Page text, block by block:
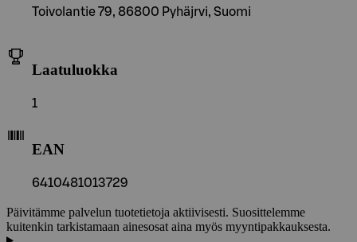
Toivolantie 79, 86800 Pyhäjrvi, Suomi
Laatuluokka
1
EAN
6410481013729
Päivitämme palvelun tuotetietoja aktiivisesti. Suosittelemme
kuitenkin tarkistamaan ainesosat aina myös myyntipakkauksesta.